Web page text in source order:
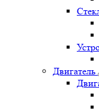
Двигатель